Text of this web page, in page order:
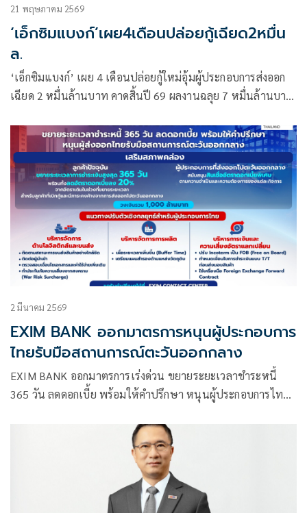
21 พฤษภาคม 2569
‘เอ็กซิมแบงก์’เผย4เดือนปล่อยกู้เฉียด2หมื่น
ล.
‘เอ็กซิมแบงก์’ เผย 4 เดือนปล่อยกู้ใหม่อุ้มผู้ประกอบการส่งออก
เฉียด 2 หมื่นล้านบาท คาดสิ้นปี 69 ผลงานฉลุย 7 หมื่นล้านบาท
ประคองผู้ส่งออกไทยฝ่ามรสุม ‘ภาวะ 3 สูง’ หวังยอดรอดจากวิกฤติ
เติบโตแข็งแกร่งและยั่งยืนบนเวทีการค้าโลก
2 มีนาคม 2569
EXIM BANK ออกมาตรการหนุนผู้ประกอบการ
ไทยรับมือสถานการณ์ตะวันออกกลาง
EXIM BANK ออกมาตรการเร่งด่วน ขยายระยะเวลาชำระหนี้
365 วัน ลดดอกเบี้ย พร้อมให้คำปรึกษา หนุนผู้ประกอบการไทย